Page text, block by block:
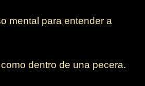
mental para entender a
dentro de una pecera.